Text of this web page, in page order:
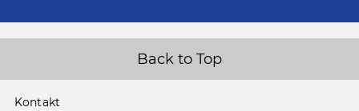
Back to Top
Kontakt